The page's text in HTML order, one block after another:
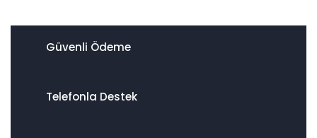
Güvenli Ödeme
Telefonla Destek